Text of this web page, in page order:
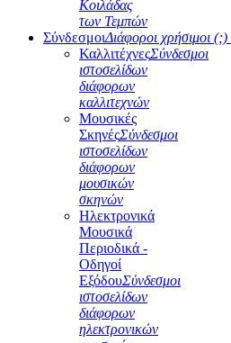
Κοιλάδας
των Τεμπών
ΣύνδεσμοιΔιάφοροι χρήσιμοι (;)
ΚαλλιτέχνεςΣύνδεσμοι
ιστοσελίδων
διάφορων
καλλιτεχνών
Μουσικές
ΣκηνέςΣύνδεσμοι
ιστοσελίδων
διάφορων
μουσικών
σκηνών
Ηλεκτρονικά
Μουσικά
Περιοδικά -
Οδηγοί
ΕξόδουΣύνδεσμοι
ιστοσελίδων
διάφορων
ηλεκτρονικών